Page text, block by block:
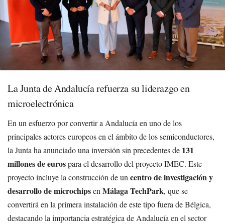
La Junta de Andalucía refuerza su liderazgo en
microelectrónica
En un esfuerzo por convertir a Andalucía en uno de los
principales actores europeos en el ámbito de los semiconductores,
la Junta ha anunciado una inversión sin precedentes de 131
millones de eurospara el desarrollo del proyecto IMEC. Este
proyecto incluye la construcción de uncentro de investigación y
desarrollo de microchipsenMálaga TechPark, que se
convertirá en la primera instalación de este tipo fuera de Bélgica,
destacando la importancia estratégica de Andalucía en el sector